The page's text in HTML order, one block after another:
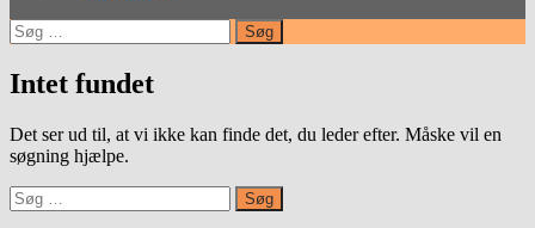
Søg
efter:
Intet fundet
Det ser ud til, at vi ikke kan finde det, du leder efter. Måske vil en
søgning hjælpe.
Søg
efter: